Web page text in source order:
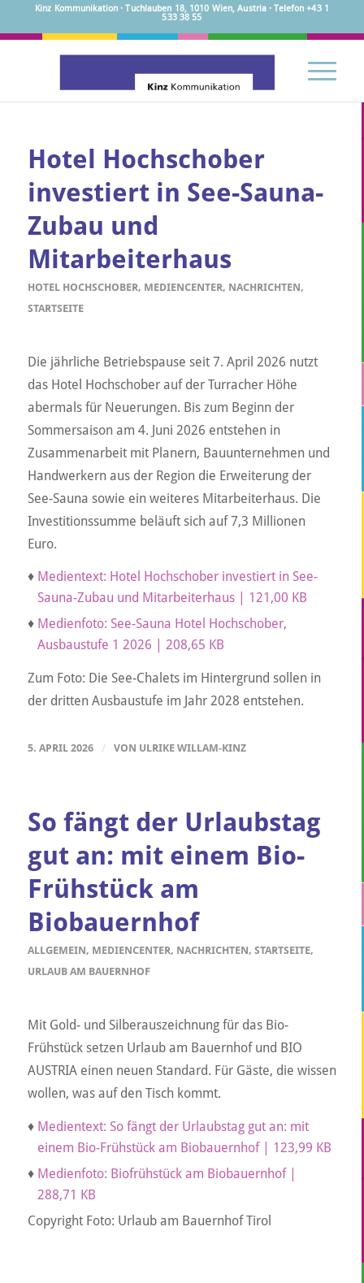
Kinz Kommunikation · Tuchlauben 18, 1010 Wien, Austria · Telefon +43 1
533 38 55
Hotel Hochschober
investiert in See-Sauna-
Zubau und
Mitarbeiterhaus
HOTEL HOCHSCHOBER, MEDIENCENTER, NACHRICHTEN,
STARTSEITE
Die jährliche Betriebspause seit 7. April 2026 nutzt
das Hotel Hochschober auf der Turracher Höhe
abermals für Neuerungen. Bis zum Beginn der
Sommersaison am 4. Juni 2026 entstehen in
Zusammenarbeit mit Planern, Bauunternehmen und
Handwerkern aus der Region die Erweiterung der
See-Sauna sowie ein weiteres Mitarbeiterhaus. Die
Investitionssumme beläuft sich auf 7,3 Millionen
Euro.
♦ Medientext: Hotel Hochschober investiert in See-
Sauna-Zubau und Mitarbeiterhaus | 121,00 KB
♦ Medienfoto: See-Sauna Hotel Hochschober,
Ausbaustufe 1 2026 | 208,65 KB
Zum Foto: Die See-Chalets im Hintergrund sollen in
der dritten Ausbaustufe im Jahr 2028 entstehen.
5. APRIL 2026 / VON ULRIKE WILLAM-KINZ
So fängt der Urlaubstag
gut an: mit einem Bio-
Frühstück am
Biobauernhof
ALLGEMEIN, MEDIENCENTER, NACHRICHTEN, STARTSEITE,
URLAUB AM BAUERNHOF
Mit Gold- und Silberauszeichnung für das Bio-
Frühstück setzen Urlaub am Bauernhof und BIO
AUSTRIA einen neuen Standard. Für Gäste, die wissen
wollen, was auf den Tisch kommt.
♦ Medientext: So fängt der Urlaubstag gut an: mit
einem Bio-Frühstück am Biobauernhof | 123,99 KB
♦ Medienfoto: Biofrühstück am Biobauernhof |
288,71 KB
Copyright Foto: Urlaub am Bauernhof Tirol